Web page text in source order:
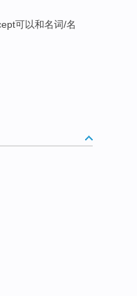
可以和名词/名